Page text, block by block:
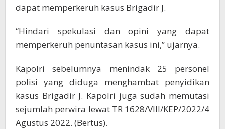
dapat memperkeruh kasus Brigadir J.
“Hindari spekulasi dan opini yang dapat
memperkeruh penuntasan kasus ini,” ujarnya.
Kapolri sebelumnya menindak 25 personel
polisi yang diduga menghambat penyidikan
kasus Brigadir J. Kapolri juga sudah memutasi
sejumlah perwira lewat TR 1628/VIII/KEP/2022/4
Agustus 2022. (Bertus).